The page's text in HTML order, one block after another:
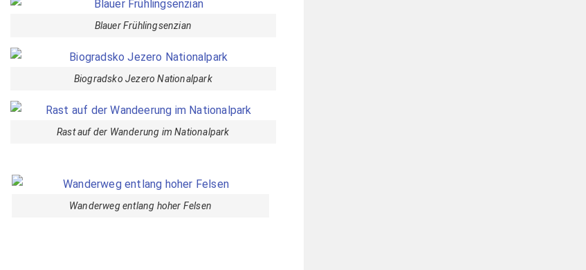
Blauer Frühlingsenzian
Biogradsko Jezero Nationalpark
Rast auf der Wanderung im Nationalpark
Wanderweg entlang hoher Felsen